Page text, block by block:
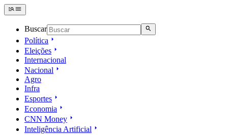
Buscar
Política
Eleições
Internacional
Nacional
Agro
Infra
Esportes
Economia
CNN Money
Inteligência Artificial